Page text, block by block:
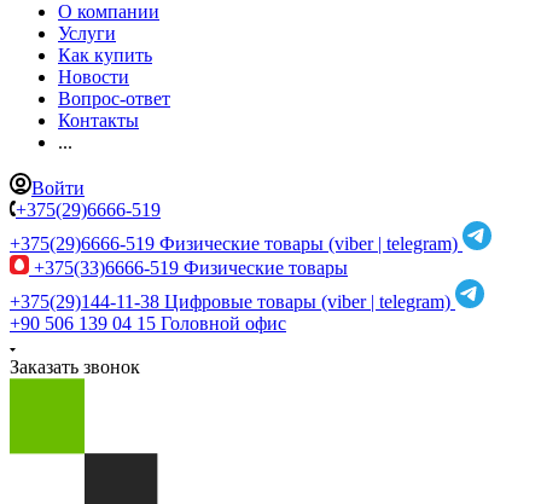
О компании
Услуги
Как купить
Новости
Вопрос-ответ
Контакты
...
Войти
+375(29)6666-519
+375(29)6666-519 Физические товары (viber | telegram)
+375(33)6666-519 Физические товары
+375(29)144-11-38 Цифровые товары (viber | telegram)
+90 506 139 04 15 Головной офис
Заказать звонок